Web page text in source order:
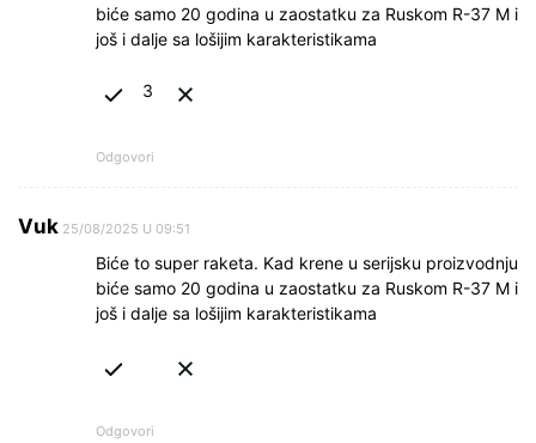
biće samo 20 godina u zaostatku za Ruskom R-37 M i
još i dalje sa lošijim karakteristikama
3
Odgovori
Vuk 25/08/2025 U 09:51
Biće to super raketa. Kad krene u serijsku proizvodnju
biće samo 20 godina u zaostatku za Ruskom R-37 M i
još i dalje sa lošijim karakteristikama
Odgovori